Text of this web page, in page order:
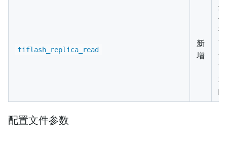
tiflash_replica_read
新
增
配置文件参数